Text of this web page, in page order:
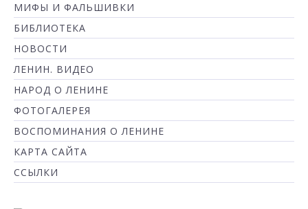
МИФЫ И ФАЛЬШИВКИ
БИБЛИОТЕКА
НОВОСТИ
ЛЕНИН. ВИДЕО
НАРОД О ЛЕНИНЕ
ФОТОГАЛЕРЕЯ
ВОСПОМИНАНИЯ О ЛЕНИНЕ
КАРТА САЙТА
ССЫЛКИ